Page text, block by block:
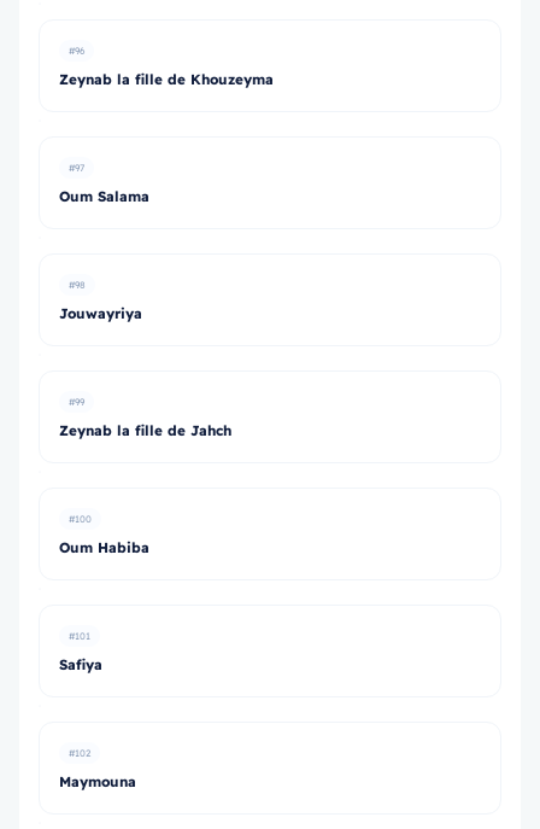
#96
Zeynab la fille de Khouzeyma
#97
Oum Salama
#98
Jouwayriya
#99
Zeynab la fille de Jahch
#100
Oum Habiba
#101
Safiya
#102
Maymouna